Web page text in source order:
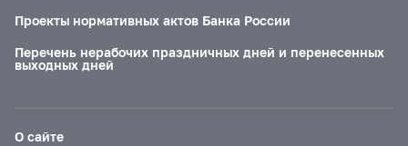
Проекты нормативных актов Банка России
Перечень нерабочих праздничных дней и перенесенных
выходных дней
О сайте